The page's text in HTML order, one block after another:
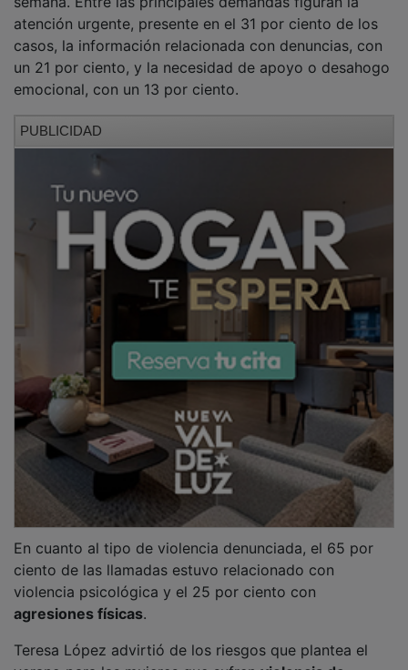
atención urgente, presente en el 31 por ciento de los
casos, la información relacionada con denuncias, con
un 21 por ciento, y la necesidad de apoyo o desahogo
emocional, con un 13 por ciento.
En cuanto al tipo de violencia denunciada, el 65 por
ciento de las llamadas estuvo relacionado con
violencia psicológica y el 25 por ciento con
agresiones físicas.
Teresa López advirtió de los riesgos que plantea el
verano para las mujeres que sufrenviolencia de
y pidió a la ciudadanía mantenerse alerta. "Es
importante que intensifiquemos nuestros mensajes
contra la violencia, que las víctimas sientan que toda
la sociedad y que servicios como la línea 900 100 114
las protegen y también que toda la sociedad esté en
alerta para ayudar a cualquier mujer que sufra
cualquier tipo de agresión", señaló.
PUBLICIDAD